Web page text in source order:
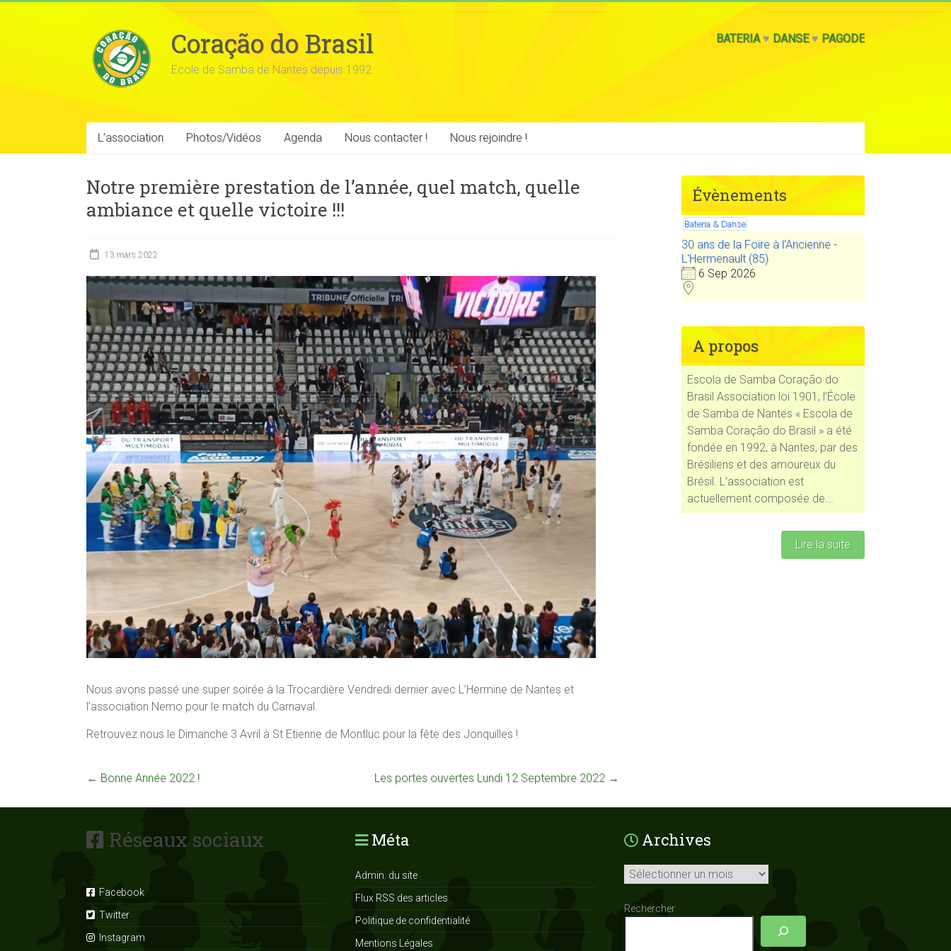
Coração do Brasil
Ecole de Samba de Nantes depuis 1992
BATERIA♥ DANSE♥ PAGODE
L’association Photos/Vidéos Agenda Nous contacter ! Nous rejoindre !
Notre première prestation de l’année, quel match, quelle
ambiance et quelle victoire !!!
13 mars 2022
Nous avons passé une super soirée à la Trocardière Vendredi dernier avec L’Hermine de Nantes et
l’association Nemo pour le match du Carnaval.
Retrouvez nous le Dimanche 3 Avril à St Etienne de Montluc pour la fête des Jonquilles !
← Bonne Année 2022 ! Les portes ouvertes Lundi 12 Septembre 2022 →
Évènements
Bateria & Danse
30 ans de la Foire à l'Ancienne -
L'Hermenault (85)
6 Sep 2026
A propos
Escola de Samba Coração do
Brasil Association loi 1901, l’École
de Samba de Nantes « Escola de
Samba Coração do Brasil » a été
fondée en 1992, à Nantes, par des
Brésiliens et des amoureux du
Brésil. L’association est
actuellement composée de...
Lire la suite
Réseaux sociaux
Facebook
Twitter
Instagram
Méta
Admin. du site
Flux RSS des articles
Politique de confidentialité
Mentions Légales
Archives
Archives
Rechercher